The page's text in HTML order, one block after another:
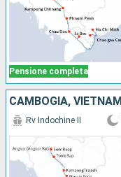
Pensione completa
CAMBOGIA, VIETNAM
Rv Indochine II